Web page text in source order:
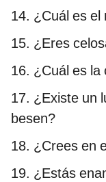
14. ¿Cuál es
15. ¿Eres
16. ¿Cuál es la
17. ¿Existe un
besen?
18. ¿Crees en
19. ¿Estás